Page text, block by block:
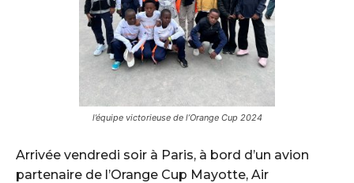
l’équipe victorieuse de l’Orange Cup 2024
Arrivée vendredi soir à Paris, à bord d’un avion
partenaire de l’Orange Cup Mayotte, Air